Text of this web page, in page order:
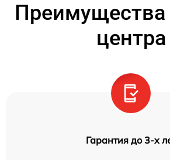
Преимущества
центра
Гарантия до 3-х